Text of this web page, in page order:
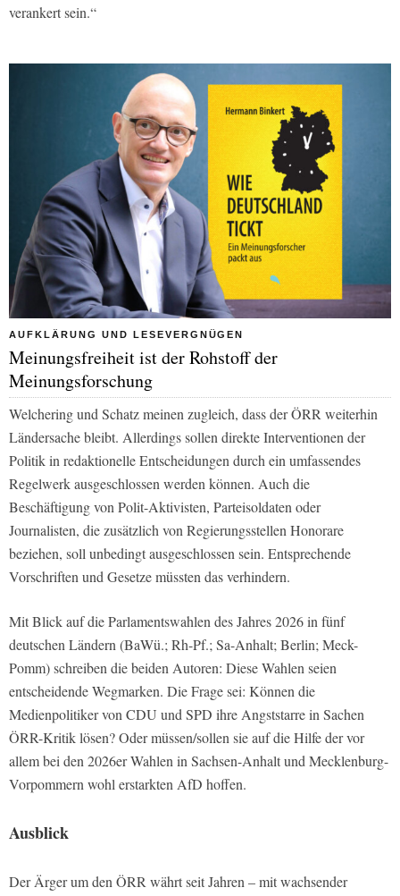
verankert sein.“
AUFKLÄRUNG UND LESEVERGNÜGEN
Meinungsfreiheit ist der Rohstoff der
Meinungsforschung
Welchering und Schatz meinen zugleich, dass der ÖRR weiterhin
Ländersache bleibt. Allerdings sollen direkte Interventionen der
Politik in redaktionelle Entscheidungen durch ein umfassendes
Regelwerk ausgeschlossen werden können. Auch die
Beschäftigung von Polit-Aktivisten, Parteisoldaten oder
Journalisten, die zusätzlich von Regierungsstellen Honorare
beziehen, soll unbedingt ausgeschlossen sein. Entsprechende
Vorschriften und Gesetze müssten das verhindern.
Mit Blick auf die Parlamentswahlen des Jahres 2026 in fünf
deutschen Ländern (BaWü.; Rh-Pf.; Sa-Anhalt; Berlin; Meck-
Pomm) schreiben die beiden Autoren: Diese Wahlen seien
entscheidende Wegmarken. Die Frage sei: Können die
Medienpolitiker von CDU und SPD ihre Angststarre in Sachen
ÖRR-Kritik lösen? Oder müssen/sollen sie auf die Hilfe der vor
allem bei den 2026er Wahlen in Sachsen-Anhalt und Mecklenburg-
Vorpommern wohl erstarkten AfD hoffen.
Ausblick
Der Ärger um den ÖRR währt seit Jahren – mit wachsender